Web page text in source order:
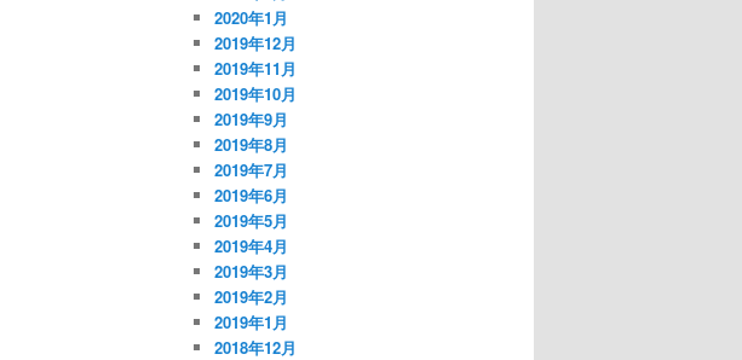
2020年1月
2019年12月
2019年11月
2019年10月
2019年9月
2019年8月
2019年7月
2019年6月
2019年5月
2019年4月
2019年3月
2019年2月
2019年1月
2018年12月